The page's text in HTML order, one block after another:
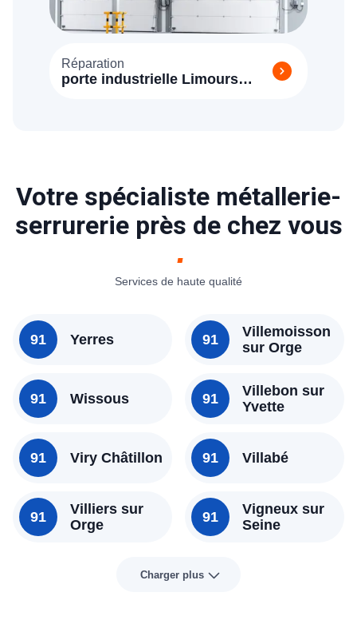
Réparation
porte industrielle Limours
Votre spécialiste métallerie-
serrurerie près de chez vous
Services de haute qualité
91 Yerres
91 Wissous
91 Viry Châtillon
91
Villiers sur
Orge
91
Villemoisson
sur Orge
91
Villebon sur
Yvette
91 Villabé
91
Vigneux sur
Seine
Charger plus